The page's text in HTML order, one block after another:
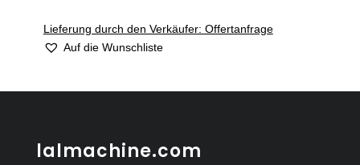
Lieferung durch den Verkäufer: Offertanfrage
Auf die Wunschliste
lalmachine.com